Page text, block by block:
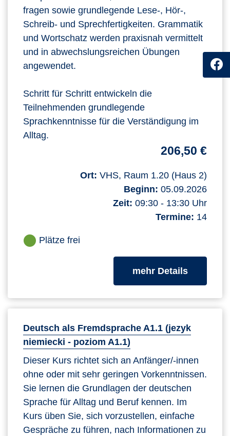
fragen sowie grundlegende Lese-, Hör-,
Schreib- und Sprechfertigkeiten. Grammatik
und Wortschatz werden praxisnah vermittelt
und in abwechslungsreichen Übungen
angewendet.
Schritt für Schritt entwickeln die
Teilnehmenden grundlegende
Sprachkenntnisse für die Verständigung im
Alltag.
206,50 €
Ort: VHS, Raum 1.20 (Haus 2)
Beginn: 05.09.2026
Zeit: 09:30 - 13:30 Uhr
Termine: 14
Plätze frei
mehr Detailszum
Deutsch als Fremdsprache A1.1 (jezyk
niemiecki - poziom A1.1)
Dieser Kurs richtet sich an Anfänger/-innen
ohne oder mit sehr geringen Vorkenntnissen.
Sie lernen die Grundlagen der deutschen
Sprache für Alltag und Beruf kennen. Im
Kurs üben Sie, sich vorzustellen, einfache
Gespräche zu führen, nach Informationen zu